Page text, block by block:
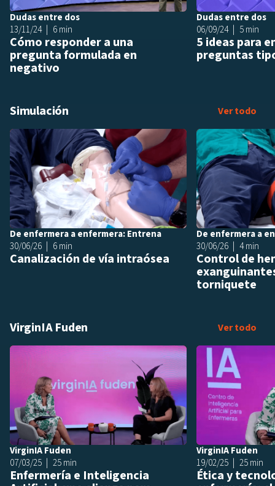
Dudas entre dos
13/11/24
6 min
Cómo responder a una
pregunta formulada en
negativo
Dudas entre dos
06/09/24
5 min
5 ideas para
preguntas
Simulación Ver todo
Añadir a
De enfermera a enfermera: Entrena
30/06/26
6 min
Canalización de vía intraósea
De enfermera a
30/06/26
4 min
Control de
torniquete
VirginIA Fuden Ver todo
Añadir a
VirginIA Fuden
07/03/25
25 min
Enfermería e Inteligencia
VirginIA Fuden
19/02/25
25 min
Ética y